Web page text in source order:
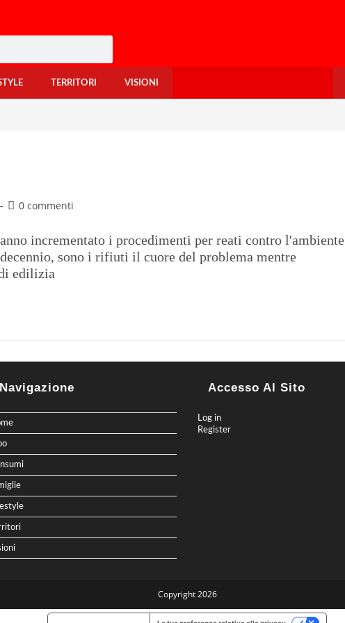
TERRITORI VISIONI
0 commenti
incrementato i procedimenti per reati contro l'ambiente
sono i rifiuti il cuore del problema mentre
edilizia
Navigazione Accesso Al Sito
Log in
Register
Copyright 2026